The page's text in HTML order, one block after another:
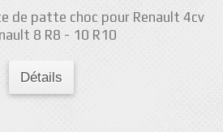
de patte choc pour Renault 4cv
8 R8 - 10 R10
Détails